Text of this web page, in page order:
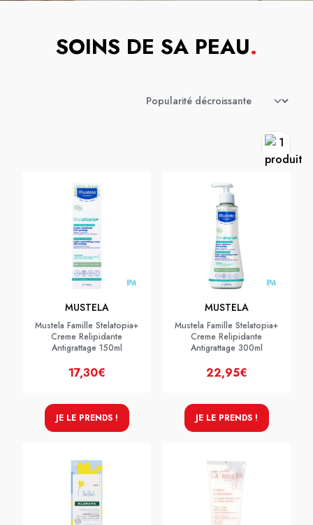
SOINS DE SA PEAU.
MUSTELA
Mustela Famille Stelatopia+
Creme Relipidante
Antigrattage 150ml
17,30€
JE LE PRENDS !
MUSTELA
Mustela Famille Stelatopia+
Creme Relipidante
Antigrattage 300ml
22,95€
JE LE PRENDS !